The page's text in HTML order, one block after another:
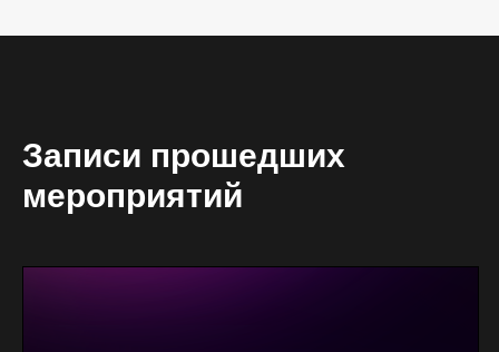
Записи прошедших
мероприятий